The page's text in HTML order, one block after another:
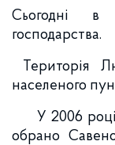
Сьогодні в
господарства.
Територія
населеного
У 2006 році
обрано